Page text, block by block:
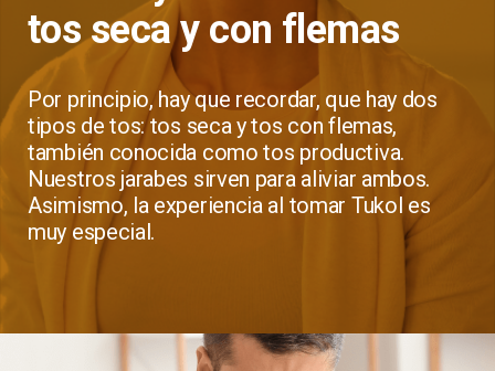
tos seca y con flemas
Por principio, hay que recordar, que hay dos
tipos de tos: tos seca y tos con flemas,
también conocida como tos productiva.
Nuestros jarabes sirven para aliviar ambos.
Asimismo, la experiencia al tomar Tukol es
muy especial.